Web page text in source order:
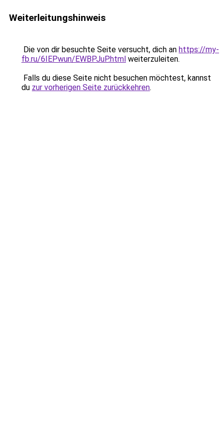
Weiterleitungshinweis
Die von dir besuchte Seite versucht, dich an https://my-
fb.ru/6IEPwun/EWBPJuP.html weiterzuleiten.
Falls du diese Seite nicht besuchen möchtest, kannst
du zur vorherigen Seite zurückkehren.